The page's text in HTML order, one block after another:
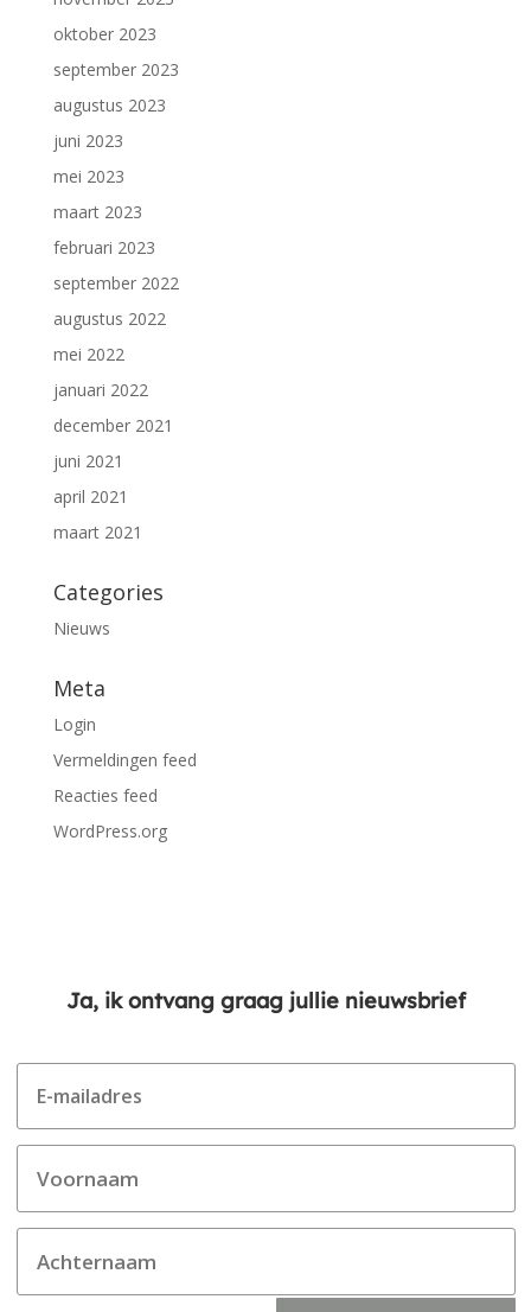
oktober 2023
september 2023
augustus 2023
juni 2023
mei 2023
maart 2023
februari 2023
september 2022
augustus 2022
mei 2022
januari 2022
december 2021
juni 2021
april 2021
maart 2021
Categories
Nieuws
Meta
Login
Vermeldingen feed
Reacties feed
WordPress.org
Ja, ik ontvang graag jullie nieuwsbrief